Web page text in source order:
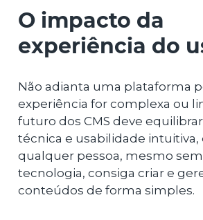
O impacto da
experiência do
Não adianta uma plataforma
experiência for complexa ou
futuro dos CMS deve
técnica e usabilidade
qualquer pessoa, mesmo
tecnologia, consiga criar e
conteúdos de forma simples.